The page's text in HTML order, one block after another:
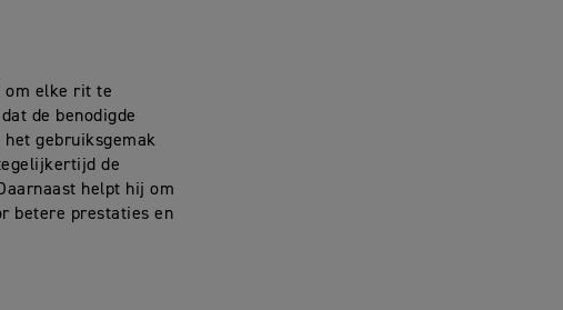
om elke rit te
de benodigde
gebruiksgemak
de
helpt hij om
betere prestaties en